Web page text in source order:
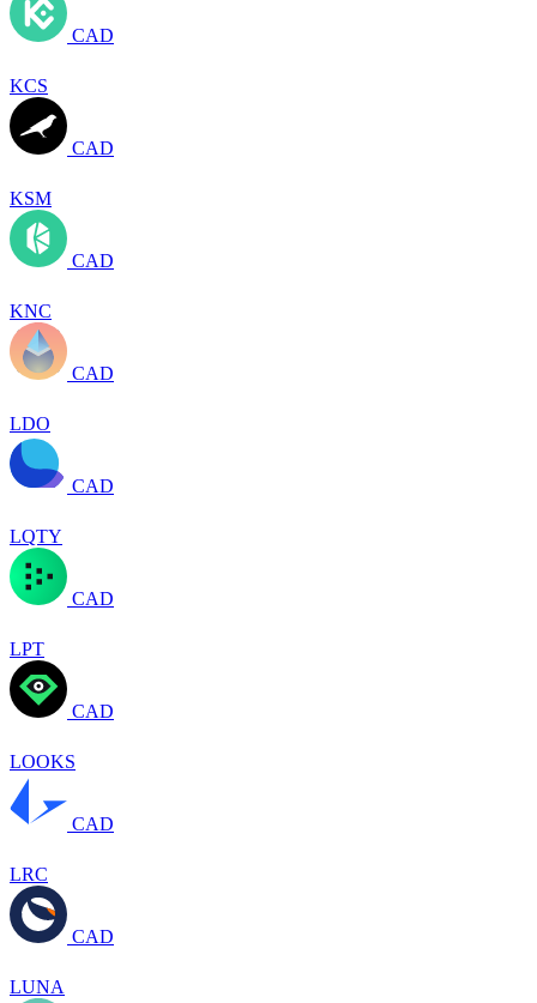
CAD
KCS
CAD
KSM
CAD
KNC
CAD
LDO
CAD
LQTY
CAD
LPT
CAD
LOOKS
CAD
LRC
CAD
LUNA